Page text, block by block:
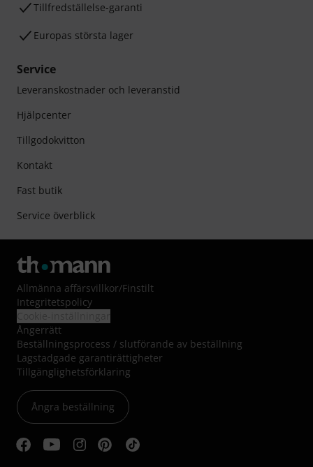
Tillfredställelse-garanti
Europas största lager
Service
Leveranskostnader och leveranstid
Hjälpcenter
Tillgodokvitton
Kontakt
Fast butik
Service överblick
Allmänna affärsvillkor/Finstilt
Integritetspolicy
Ångerrätt
Beställningsprocess / slutförande av beställning
Lagstadgade garantirättigheter
Tillgänglighetsförklaring
Ångra beställning